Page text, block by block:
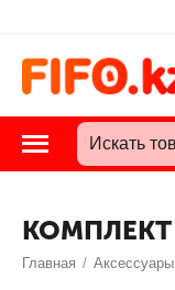
КОМПЛЕКТ
Главная / Аксессуары